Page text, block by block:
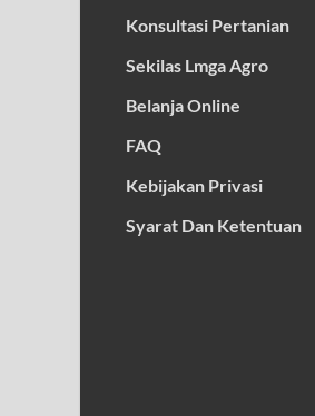
Konsultasi Pertanian
Sekilas Lmga Agro
Belanja Online
FAQ
Kebijakan Privasi
Syarat Dan Ketentuan